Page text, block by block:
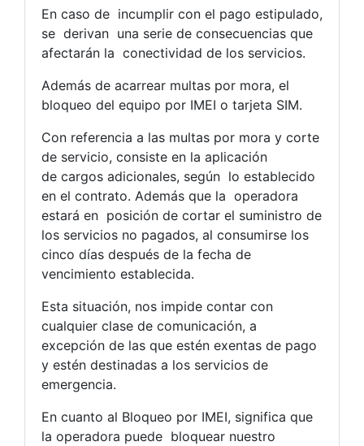
En caso de incumplir con el pago estipulado,
se derivan una serie de consecuencias que
afectarán la conectividad de los servicios.
Además de acarrear multas por mora, el
bloqueo del equipo por IMEI o tarjeta SIM.
Con referencia a las multas por mora y corte
de servicio, consiste en la aplicación
de cargos adicionales, según lo establecido
en el contrato. Además que la operadora
estará en posición de cortar el suministro de
los servicios no pagados, al consumirse los
cinco días después de la fecha de
vencimiento establecida.
Esta situación, nos impide contar con
cualquier clase de comunicación, a
excepción de las que estén exentas de pago
y estén destinadas a los servicios de
emergencia.
En cuanto al Bloqueo por IMEI, significa que
la operadora puede bloquear nuestro